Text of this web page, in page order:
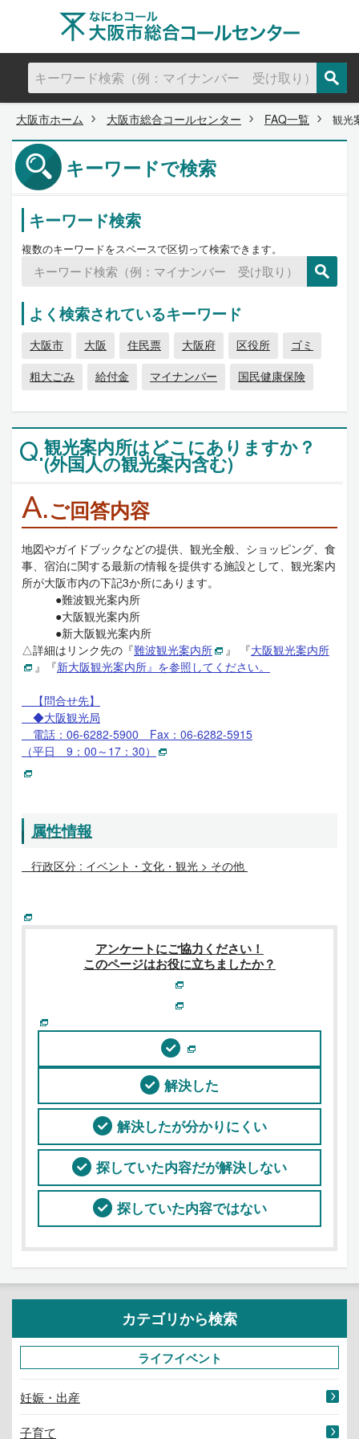
大阪市ホーム 大阪市総合コールセンター FAQ一覧 観光
キーワードで検索
キーワード検索
複数のキーワードをスペースで区切って検索できます。
よく検索されているキーワード
大阪市 大阪 住民票 大阪府 区役所
ゴミ
粗大ごみ
給付金 マイナンバー 国民健康保険
Q.観光案内所はどこにありますか？
(外国人の観光案内含む)
A.ご回答内容
地図やガイドブックなどの提供、観光全般、ショッピング、食
事、宿泊に関する最新の情報を提供する施設として、観光案内
所が大阪市内の下記3か所にあります。
●難波観光案内所
●大阪観光案内所
●新大阪観光案内所
△詳細はリンク先の『難波観光案内所 』 『大阪観光案内所
』『新大阪観光案内所』を参照してください。
【問合せ先】
◆大阪観光局
電話：06-6282-5900 Fax：06-6282-5915
（平日 9：00～17：30）
属性情報
行政区分 : イベント・文化・観光 > その他
アンケートにご協力ください！
このページはお役に立ちましたか？
解決した
解決したが分かりにくい
探していた内容だが解決しない
探していた内容ではない
カテゴリから検索
ライフイベント
妊娠・出産
子育て